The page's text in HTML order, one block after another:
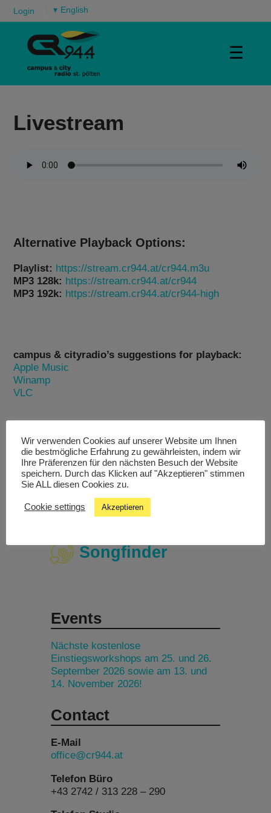
Login ▾
☰
Livestream
Alternative Playback Options:
Playlist: https://stream.cr944.at/cr944.m3u
MP3 128k: https://stream.cr944.at/cr944
MP3 192k: https://stream.cr944.at/cr944-high
campus & cityradio’s suggestions for playback:
Apple Music
Winamp
VLC
Livestream
Studiochat
Songfinder
Events
Nächste kostenlose
Einstiegsworkshops am 25. und 26.
September 2026 sowie am 13. und
14. November 2026!
Contact
E-Mail
office@cr944.at
Telefon Büro
+43 2742 / 313 228 – 290
Wir verwenden Cookies auf unserer Website um Ihnen
die bestmögliche Erfahrung zu gewährleisten, indem wir
Ihre Präferenzen für den nächsten Besuch der Website
speichern. Durch das Klicken auf "Akzeptieren" stimmen
Sie ALL diesen Cookies zu.
Cookie settings Akzeptieren